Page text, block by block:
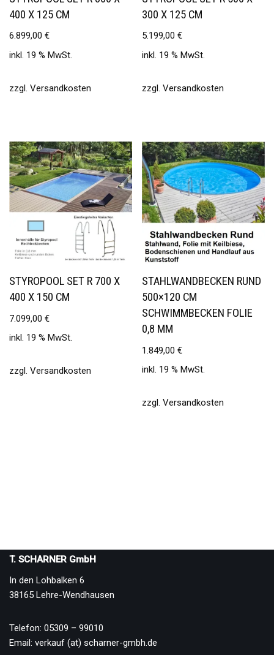
400 X 125 CM
6.899,00 €
inkl. 19 % MwSt.
zzgl. Versandkosten
300 X 125 CM
5.199,00€
inkl. 19 % MwSt.
zzgl.Versandkosten
STYROPOOL SET R 700 X
400 X 150 CM
7.099,00 €
inkl. 19 % MwSt.
zzgl. Versandkosten
STAHLWANDBECKEN RUND
500×120 CM
SCHWIMMBECKEN FOLIE
0,8 MM
1.849,00€
inkl. 19 % MwSt.
zzgl.Versandkosten
T. SCHARNER GmbH
In den Lohbalken 6
38165 Lehre-Wendhausen
Telefon: 05309 – 99010
Email: verkauf (at) scharner-gmbh.de